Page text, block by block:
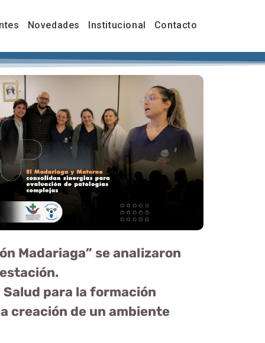
Novedades Institucional Contacto
Madariaga” se analizaron
para la formación
creación de un ambiente